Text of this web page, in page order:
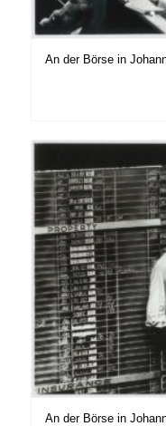
An der Börse in
An der Börse in